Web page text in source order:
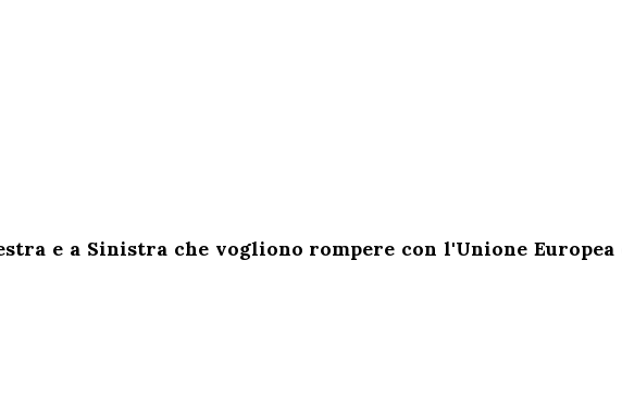
e a Sinistra che vogliono rompere con l'Unione